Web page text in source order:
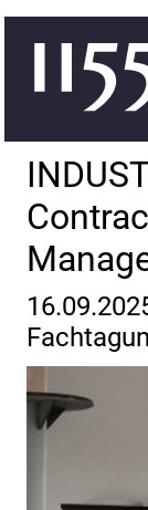
Handeln
Lernen
Treffen
2018
2019